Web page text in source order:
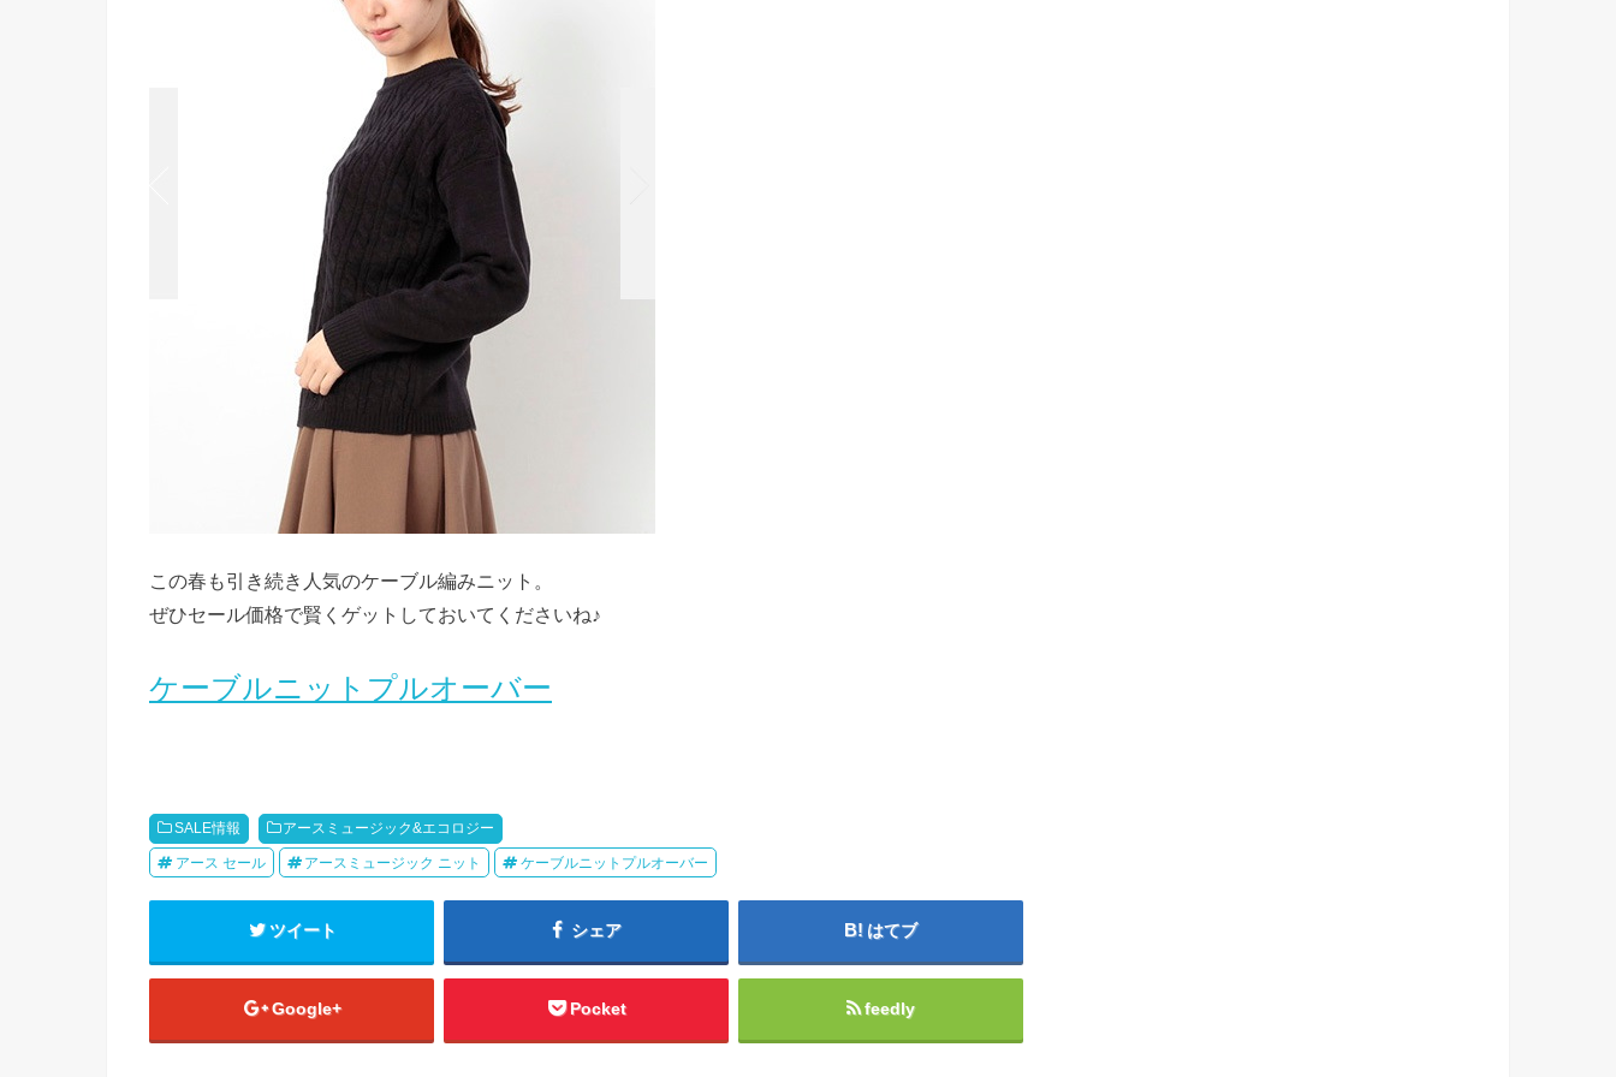
この春も引き続き人気のケーブル編みニット。
ぜひセール価格で賢くゲットしておいてくださいね♪
ケーブルニットプルオーバー
SALE情報 アースミュージック&エコロジー
アース セール アースミュージック ニット ケーブルニットプルオーバー
ツイート シェア はてブ
Google+ Pocket feedly